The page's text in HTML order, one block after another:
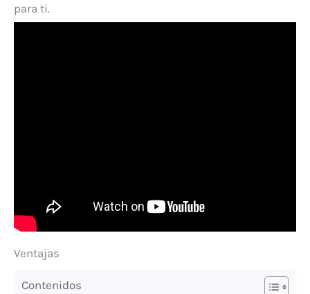
para ti.
Ventajas
Contenidos